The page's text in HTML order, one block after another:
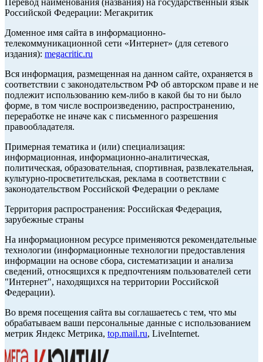
Перевод наименования (названия) на государственный язык
Российской Федерации: Мегакритик
Доменное имя сайта в информационно-
телекоммуникационной сети «Интернет» (для сетевого
издания): megacritic.ru
Вся информация, размещенная на данном сайте, охраняется в
соответствии с законодательством РФ об авторском праве и не
подлежит использованию кем-либо в какой бы то ни было
форме, в том числе воспроизведению, распространению,
переработке не иначе как с письменного разрешения
правообладателя.
Примерная тематика и (или) специализация:
информационная, информационно-аналитическая,
политическая, образовательная, спортивная, развлекательная,
культурно-просветительская, реклама в соответствии с
законодательством Российской Федерации о рекламе
Территория распространения: Российская Федерация,
зарубежные страны
На информационном ресурсе применяются рекомендательные
технологии (информационные технологии предоставления
информации на основе сбора, систематизации и анализа
сведений, относящихся к предпочтениям пользователей сети
"Интернет", находящихся на территории Российской
Федерации).
Во время посещения сайта вы соглашаетесь с тем, что мы
обрабатываем ваши персональные данные с использованием
метрик Яндекс Метрика, top.mail.ru, LiveInternet.